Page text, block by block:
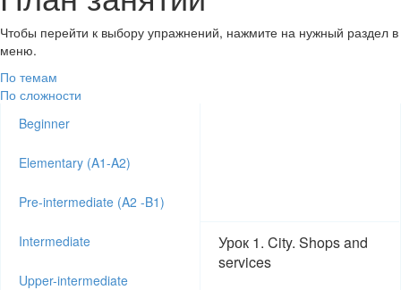
Чтобы перейти к выбору упражнений, нажмите на нужный раздел в
меню.
По темам
По сложности
Beginner
Elementary (A1-A2)
Pre-intermediate (A2 -B1)
Intermediate
Урок 1. City. Shops and
services
Upper-intermediate